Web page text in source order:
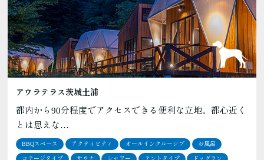
アウラテラス茨城土浦
都内から90分程度でアクセスできる便利な立地。都心近く
とは思えな…
BBQスペース アクティビティ オールインクルーシブ お風呂
コテージタイプ サウナ シャワー テントタイプ ドッグラン